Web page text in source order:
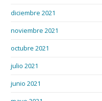
diciembre 2021
noviembre 2021
octubre 2021
julio 2021
junio 2021